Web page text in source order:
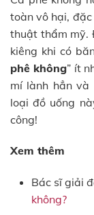
toàn vô hại,
thuật thẩm mỹ.
kiêng khi có
phê không” ít
mí lành hẳn và
loại đồ uống
công!
Xem thêm
Bác sĩ giải
không?